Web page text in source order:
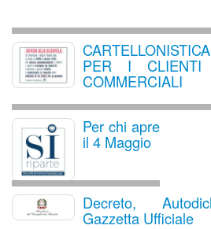
PER I CLIENTI
COMMERCIALI
Per chi apre
il 4 Maggio
Decreto,
Gazzetta Ufficiale